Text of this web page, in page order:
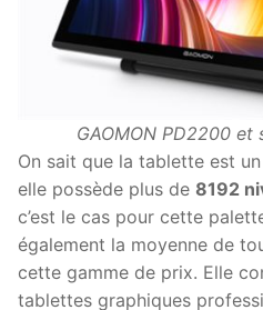
GAOMON PD2200 et
On sait que la tablette est
elle possède plus de 8192
c’est le cas pour cette
également la moyenne de
cette gamme de prix. Elle
tablettes graphiques